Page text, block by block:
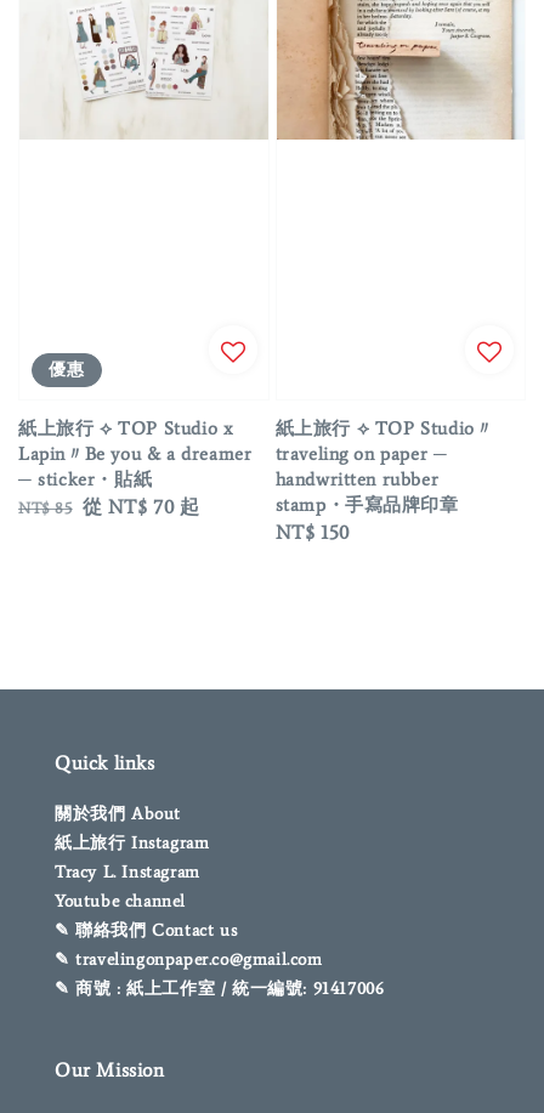
優惠
紙上旅行 ⟡ TOP Studio x
Lapin〃Be you & a dreamer
─ sticker・貼紙
Regular
NT$ 85 Sale
從 NT$ 70起
紙上旅行 ⟡ TOP Studio〃
traveling on paper ─
handwritten rubber
stamp・手寫品牌印章
Regular
NT$ 150
Quick links
關於我們 About
紙上旅行 Instagram
Tracy L. Instagram
Youtube channel
✎ 聯絡我們 Contact us
✎ travelingonpaper.co@gmail.com
✎ 商號 : 紙上工作室 / 統一編號: 91417006
Our Mission